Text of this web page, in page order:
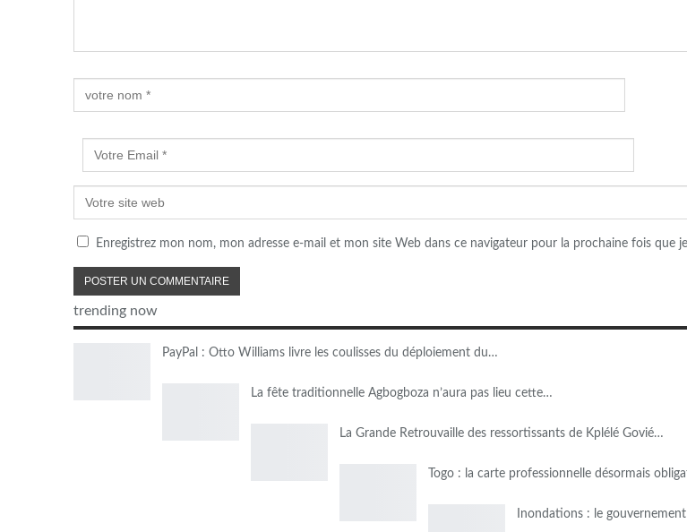
Enregistrez mon nom, mon adresse e-mail et mon site Web dans ce navigateur pour la prochaine fois que
trending now
PayPal : Otto Williams livre les coulisses du déploiement du…
La fête traditionnelle Agbogboza n’aura pas lieu cette…
La Grande Retrouvaille des ressortissants de Kplélé Govié…
Togo : la carte professionnelle désormais
Inondations : le